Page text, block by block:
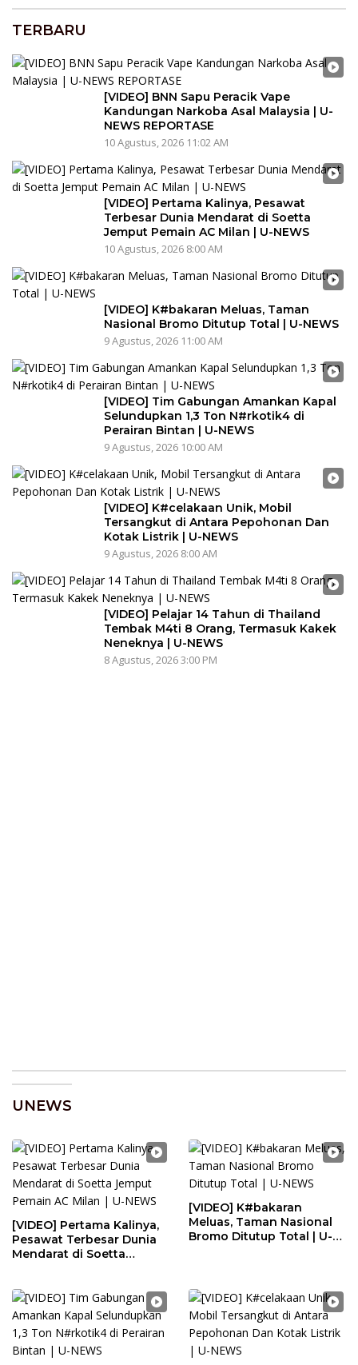
TERBARU
[VIDEO] BNN Sapu Peracik Vape
Kandungan Narkoba Asal Malaysia | U-
NEWS REPORTASE
10 Agustus, 2026 11:02 AM
[VIDEO] Pertama Kalinya, Pesawat
Terbesar Dunia Mendarat di Soetta
Jemput Pemain AC Milan | U-NEWS
10 Agustus, 2026 8:00 AM
[VIDEO] K#bakaran Meluas, Taman
Nasional Bromo Ditutup Total | U-NEWS
9 Agustus, 2026 11:00 AM
[VIDEO] Tim Gabungan Amankan Kapal
Selundupkan 1,3 Ton N#rkotik4 di
Perairan Bintan | U-NEWS
9 Agustus, 2026 10:00 AM
[VIDEO] K#celakaan Unik, Mobil
Tersangkut di Antara Pepohonan Dan
Kotak Listrik | U-NEWS
9 Agustus, 2026 8:00 AM
[VIDEO] Pelajar 14 Tahun di Thailand
Tembak M4ti 8 Orang, Termasuk Kakek
Neneknya | U-NEWS
8 Agustus, 2026 3:00 PM
UNEWS
[VIDEO] Pertama Kalinya,
Pesawat Terbesar Dunia
Mendarat di Soetta
[VIDEO] K#bakaran
Meluas, Taman Nasional
Bromo Ditutup Total | U-